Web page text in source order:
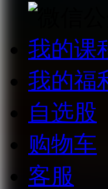
我的课
我的福
自选股
购物车
客服